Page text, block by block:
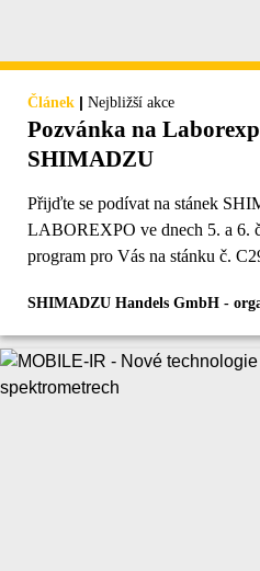
Článek | Nejbližší akce
Pozvánka na
SHIMADZU
Přijďte se podívat na stánek
LABOREXPO ve dnech 5. a 6.
program pro Vás na stánku č.
SHIMADZU Handels GmbH -